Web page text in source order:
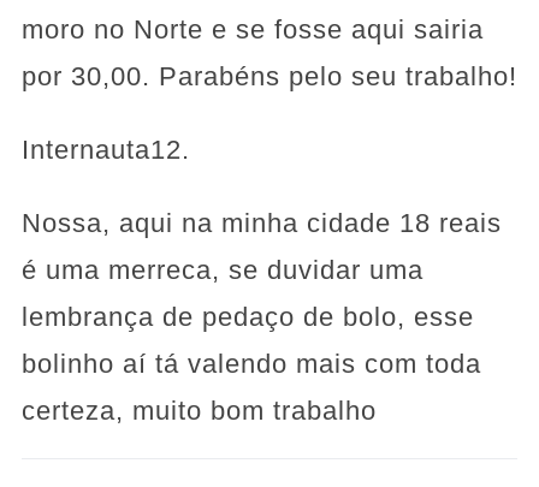
moro no Norte e se fosse aqui sairia
por 30,00. Parabéns pelo seu trabalho!
Internauta12.
Nossa, aqui na minha cidade 18 reais
é uma merreca, se duvidar uma
lembrança de pedaço de bolo, esse
bolinho aí tá valendo mais com toda
certeza, muito bom trabalho